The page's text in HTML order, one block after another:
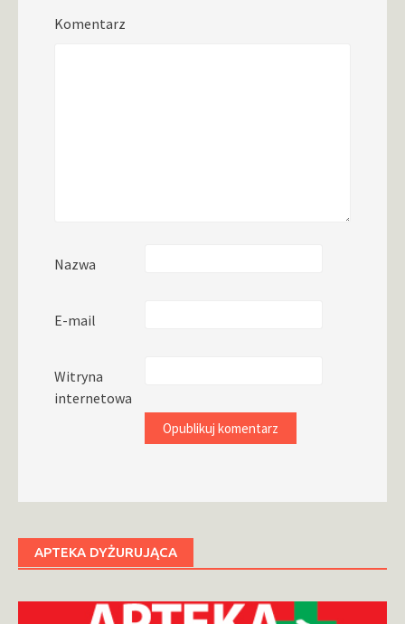
Komentarz
Nazwa
E-mail
Witryna
internetowa
APTEKA DYŻURUJĄCA